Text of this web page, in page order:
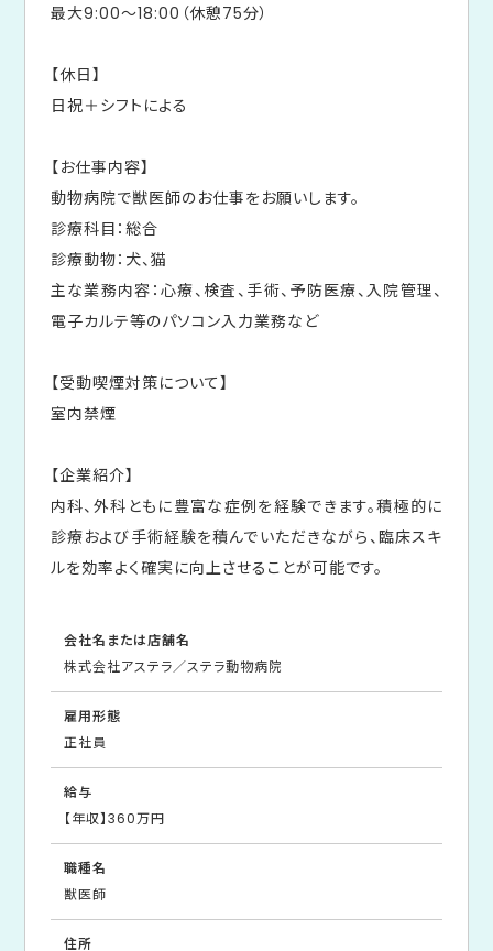
最大9:00～18:00（休憩75分）
【休日】
日祝＋シフトによる
【お仕事内容】
動物病院で獣医師のお仕事をお願いします。
診療科目：総合
診療動物：犬、猫
主な業務内容：心療、検査、手術、予防医療、入院管理、
電子カルテ等のパソコン入力業務など
【受動喫煙対策について】
室内禁煙
【企業紹介】
内科、外科ともに豊富な症例を経験できます。積極的に
診療および手術経験を積んでいただきながら、臨床スキ
ルを効率よく確実に向上させることが可能です。
会社名または店舗名
株式会社アステラ／ステラ動物病院
雇用形態
正社員
給与
【年収】360万円
職種名
獣医師
住所